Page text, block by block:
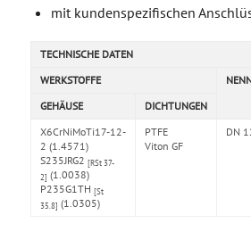
mit kundenspezifischen
TECHNISCHE DATEN
WERKSTOFFE
GEHÄUSE
DICHTUNGEN
X6CrNiMoTi17-12-
2 (1.4571)
S235JRG2 [RSt 37-
2] (1.0038)
P235G1TH [St
35.8] (1.0305)
PTFE
Viton GF
DN